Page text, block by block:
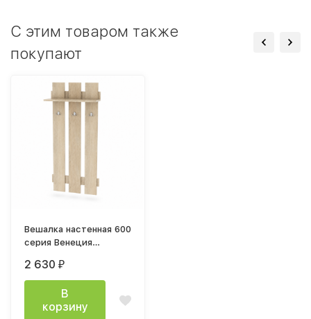
C этим товаром также
покупают
Вешалка настенная 600
серия Венеция
светлый
2 630 ₽
В
корзину